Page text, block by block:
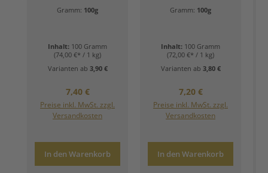
um die Uhr)
Gramm: 100g
Inhalt: 100 Gramm
(74,00 €* / 1 kg)
Varianten ab 3,90 €
Regulärer Preis:
7,40 €
Preise inkl. MwSt. zzgl.
Versandkosten
In den Warenkorb
Gramm: 100g
Inhalt: 100 Gramm
(72,00 €* / 1 kg)
Varianten ab 3,80 €
Regulärer Preis:
7,20 €
Preise inkl. MwSt. zzgl.
Versandkosten
In den Warenkorb